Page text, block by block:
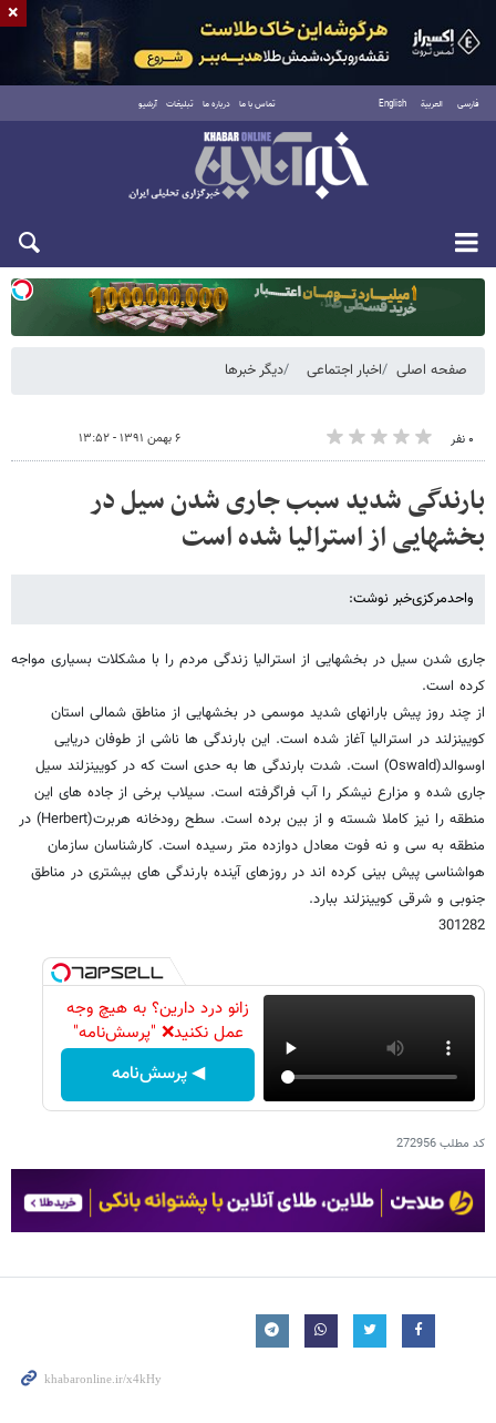
فارسی العربية English تماس با ما درباره ما تبلیغات آرشیو
یکشنبه ۱۸ مرداد ۱۴۰۵
صفحه اصلی اخبار اجتماعی دیگر خبرها
۰ نفر ۶ بهمن ۱۳۹۱ - ۱۳:۵۲
بارندگی شدید سبب جاری شدن سیل در
بخشهایی از استرالیا شده است
واحدمرکزی‌خبر نوشت:
جاری شدن سیل در بخشهایی از استرالیا زندگی مردم را با مشکلات بسیاری مواجه
کرده است.
از چند روز پیش بارانهای شدید موسمی در بخشهایی از مناطق شمالی استان
کویینزلند در استرالیا آغاز شده است. این بارندگی ها ناشی از طوفان دریایی
اوسوالد(Oswald) است. شدت بارندگی ها به حدی است که در کویینزلند سیل
جاری شده و مزارع نیشکر را آب فراگرفته است. سیلاب برخی از جاده های این
منطقه را نیز کاملا شسته و از بین برده است. سطح رودخانه هربرت(Herbert) در
منطقه به سی و نه فوت معادل دوازده متر رسیده است. کارشناسان سازمان
هواشناسی پیش بینی کرده اند در روزهای آینده بارندگی های بیشتری در مناطق
جنوبی و شرقی کویینزلند ببارد.
301282
زانو درد دارین؟ به هیچ وجه
عمل نکنید❌ "پرسش‌نامه"
◀ پرسش‌نامه
کد مطلب272956
×